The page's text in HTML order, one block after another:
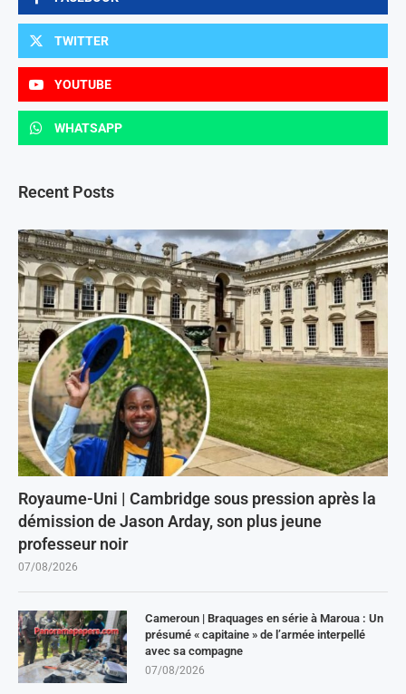
TWITTER
YOUTUBE
WHATSAPP
Recent Posts
Royaume-Uni | Cambridge sous pression après la
démission de Jason Arday, son plus jeune
professeur noir
07/08/2026
Cameroun | Braquages en série à Maroua : Un
présumé « capitaine » de l’armée interpellé
avec sa compagne
07/08/2026